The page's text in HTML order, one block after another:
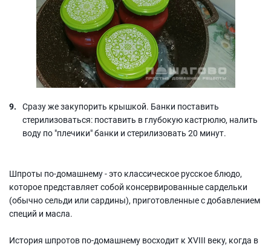
Сразу же закупорить крышкой. Банки поставить
стерилизоваться: поставить в глубокую кастрюлю, налить
воду по "плечики" банки и стерилизовать 20 минут.
Шпроты по-домашнему - это классическое русское блюдо,
которое представляет собой консервированные сардельки
(обычно сельди или сардины), приготовленные с добавлением
специй и масла.
История шпротов по-домашнему восходит к XVIII веку, когда в